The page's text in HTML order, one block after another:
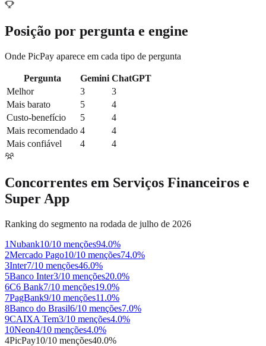
Posição por pergunta e engine
Onde PicPay aparece em cada tipo de pergunta
Pergunta Gemini ChatGPT
Melhor
3
3
Mais barato
5
4
Custo-benefício
5
4
Mais recomendado 4
4
Mais confiável
4 4
Concorrentes em Serviços Financeiros e
Super App
Ranking do segmento na rodada de julho de 2026
1Nubank10/10 menções94.0%
2Mercado Pago10/10 menções74.0%
3Inter7/10 menções46.0%
5Banco Inter3/10 menções20.0%
6C6 Bank7/10 menções19.0%
7PagBank9/10 menções11.0%
8Banco do Brasil6/10 menções7.0%
9CAIXA Tem3/10 menções4.0%
10Neon4/10 menções4.0%
4PicPay10/10 menções40.0%